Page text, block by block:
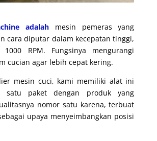
adalah mesin pemeras yang
cara diputar dalam kecepatan tinggi,
RPM. Fungsinya mengurangi
cucian agar lebih cepat kering.
mesin cuci, kami memiliki alat ini
satu paket dengan produk yang
nomor satu karena, terbuat
upaya menyeimbangkan posisi